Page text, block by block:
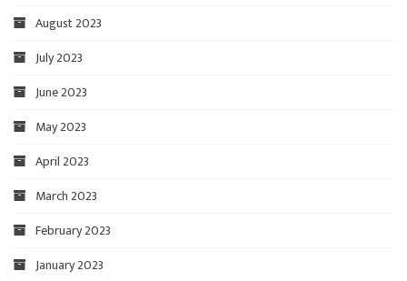
August 2023
July 2023
June 2023
May 2023
April 2023
March 2023
February 2023
January 2023